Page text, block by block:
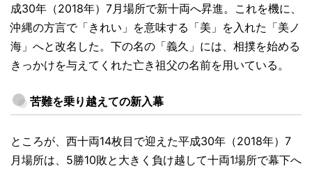
成30年（2018年）7月場所で新十両へ昇進。これを機に、
沖縄の方言で「きれい」を意味する「美」を入れた「美ノ
海」へと改名した。下の名の「義久」には、相撲を始める
きっかけを与えてくれた亡き祖父の名前を用いている。
苦難を乗り越えての新入幕
ところが、西十両14枚目で迎えた平成30年（2018年）7
月場所は、5勝10敗と大きく負け越して十両1場所で幕下へ